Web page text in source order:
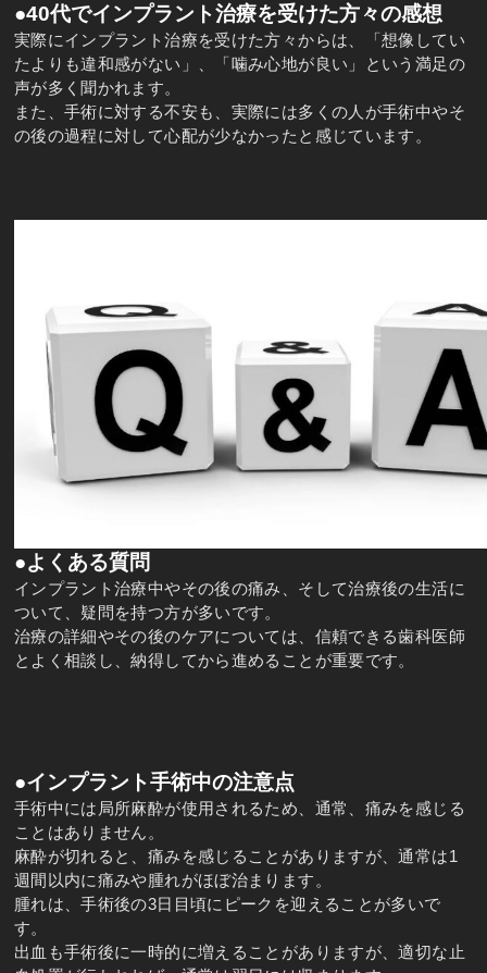
●40代でインプラント治療を受けた方々の感想
実際にインプラント治療を受けた方々からは、「想像してい
たよりも違和感がない」、「噛み心地が良い」という満足の
声が多く聞かれます。
また、手術に対する不安も、実際には多くの人が手術中やそ
の後の過程に対して心配が少なかったと感じています。
●よくある質問
インプラント治療中やその後の痛み、そして治療後の生活に
ついて、疑問を持つ方が多いです。
治療の詳細やその後のケアについては、信頼できる歯科医師
とよく相談し、納得してから進めることが重要です。
●インプラント手術中の注意点
手術中には局所麻酔が使用されるため、通常、痛みを感じる
ことはありません。
麻酔が切れると、痛みを感じることがありますが、通常は1
週間以内に痛みや腫れがほぼ治まります。
腫れは、手術後の3日目頃にピークを迎えることが多いで
す。
出血も手術後に一時的に増えることがありますが、適切な止